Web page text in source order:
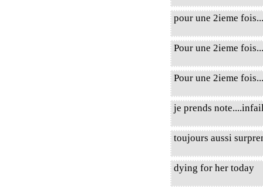
pour une 2ieme
Pour une 2ieme
Pour une 2ieme
je prends
toujours aussi
dying for her today